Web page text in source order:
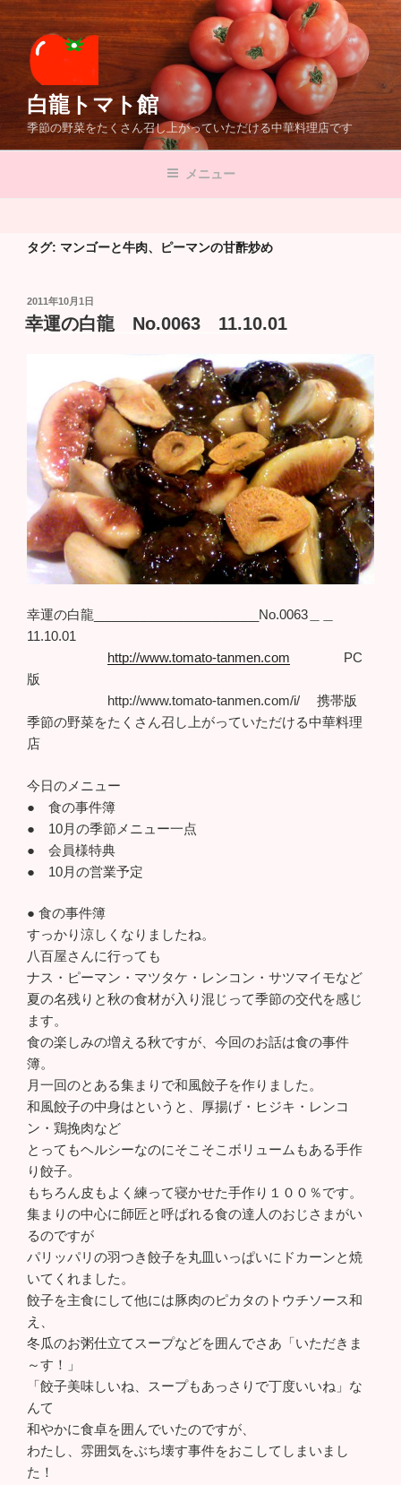
コ
ン
テ
ツ
白龍トマト館
季節の野菜をたくさん召し上がっていただける中華料理店です
メニュー
タグ: マンゴーと牛肉、ピーマンの甘酢炒め
投
稿
日:
2011年10月1日
幸運の白龍 No.0063 11.10.01
幸運の白龍_______________________No.0063＿＿
11.10.01
http://www.tomato-tanmen.com PC
版
http://www.tomato-tanmen.com/i/ 携帯版
季節の野菜をたくさん召し上がっていただける中華料理
店
今日のメニュー
● 食の事件簿
● 10月の季節メニュー一点
● 会員様特典
● 10月の営業予定
● 食の事件簿
すっかり涼しくなりましたね。
八百屋さんに行っても
ナス・ピーマン・マツタケ・レンコン・サツマイモなど
夏の名残りと秋の食材が入り混じって季節の交代を感じ
ます。
食の楽しみの増える秋ですが、今回のお話は食の事件
簿。
月一回のとある集まりで和風餃子を作りました。
和風餃子の中身はというと、厚揚げ・ヒジキ・レンコ
ン・鶏挽肉など
とってもヘルシーなのにそこそこボリュームもある手作
り餃子。
もちろん皮もよく練って寝かせた手作り１００％です。
集まりの中心に師匠と呼ばれる食の達人のおじさまがい
るのですが
パリッパリの羽つき餃子を丸皿いっぱいにドカーンと焼
いてくれました。
餃子を主食にして他には豚肉のピカタのトウチソース和
え、
冬瓜のお粥仕立てスープなどを囲んでさあ「いただきま
～す！」
「餃子美味しいね、スープもあっさりで丁度いいね」な
んて
和やかに食卓を囲んでいたのですが、
わたし、雰囲気をぶち壊す事件をおこしてしまいまし
た！